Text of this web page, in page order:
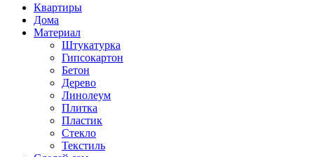
Квартиры
Дома
Материал
Штукатурка
Гипсокартон
Бетон
Дерево
Линолеум
Плитка
Пластик
Стекло
Текстиль